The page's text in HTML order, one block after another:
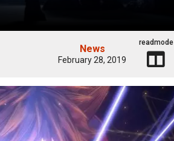
News
February 28, 2019
readmode